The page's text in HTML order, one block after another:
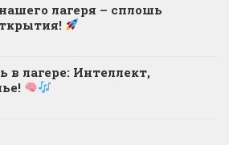
лагеря – сплошь
в лагере: Интеллект,